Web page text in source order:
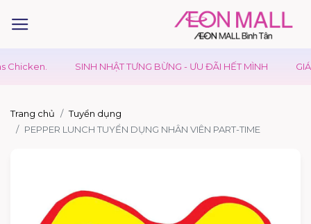
SINH NHẬT TƯNG BỪNG - ƯU ĐÃI HẾT MÌNH GIÁ
Trang chủ
Tuyển dụng
PEPPER LUNCH TUYỂN DỤNG NHÂN VIÊN PART-TIME